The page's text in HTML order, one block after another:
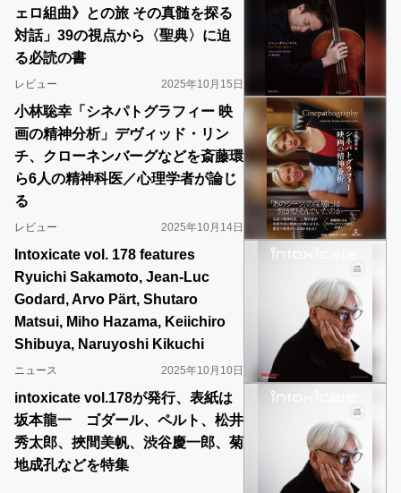
ェロ組曲》との旅 その真髄を探る
対話」39の視点から〈聖典〉に迫
る必読の書
レビュー 2025年10月15日
小林聡幸「シネパトグラフィー 映
画の精神分析」デヴィッド・リン
チ、クローネンバーグなどを斎藤環
ら6人の精神科医／心理学者が論じ
る
レビュー 2025年10月14日
Intoxicate vol. 178 features
Ryuichi Sakamoto, Jean-Luc
Godard, Arvo Pärt, Shutaro
Matsui, Miho Hazama, Keiichiro
Shibuya, Naruyoshi Kikuchi
ニュース 2025年10月10日
intoxicate vol.178が発行、表紙は
坂本龍一 ゴダール、ペルト、松井
秀太郎、挾間美帆、渋谷慶一郎、菊
地成孔などを特集